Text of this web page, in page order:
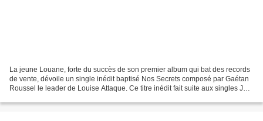
La jeune Louane, forte du succès de son premier album qui bat des records
de vente, dévoile un single inédit baptisé Nos Secrets composé par Gaétan
Roussel le leader de Louise Attaque. Ce titre inédit fait suite aux singles Jour